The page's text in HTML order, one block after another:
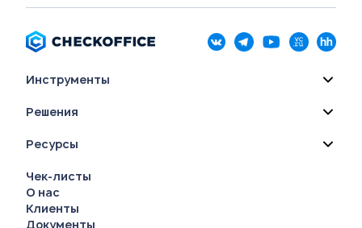
Инструменты
Решения
Ресурсы
Чек-листы
О нас
Клиенты
Документы